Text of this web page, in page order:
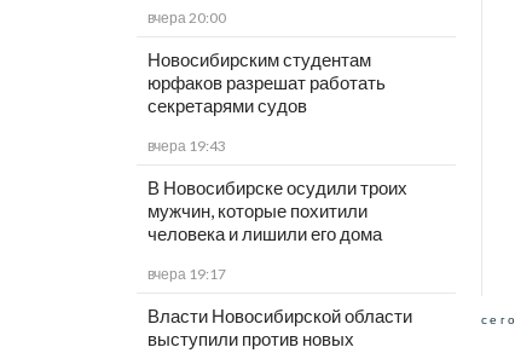
вчера 20:00
Новосибирским студентам
юрфаков разрешат работать
секретарями судов
вчера 19:43
В Новосибирске осудили троих
мужчин, которые похитили
человека и лишили его дома
вчера 19:17
Власти Новосибирской области
выступили против новых